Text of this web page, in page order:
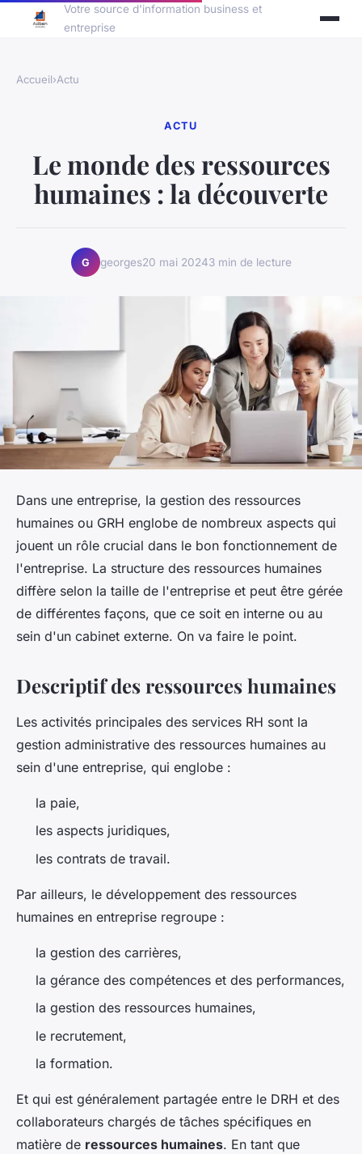
Votre source d'information business et
entreprise
Accueil›Actu
ACTU
Le monde des ressources
humaines : la découverte
G georges20 mai 20243 min de lecture
Dans une entreprise, la gestion des ressources
humaines ou GRH englobe de nombreux aspects qui
jouent un rôle crucial dans le bon fonctionnement de
l'entreprise. La structure des ressources humaines
diffère selon la taille de l'entreprise et peut être gérée
de différentes façons, que ce soit en interne ou au
sein d'un cabinet externe. On va faire le point.
Descriptif des ressources humaines
Les activités principales des services RH sont la
gestion administrative des ressources humaines au
sein d'une entreprise, qui englobe :
la paie,
les aspects juridiques,
les contrats de travail.
Par ailleurs, le développement des ressources
humaines en entreprise regroupe :
la gestion des carrières,
la gérance des compétences et des performances,
la gestion des ressources humaines,
le recrutement,
la formation.
Et qui est généralement partagée entre le DRH et des
collaborateurs chargés de tâches spécifiques en
matière de ressources humaines. En tant que